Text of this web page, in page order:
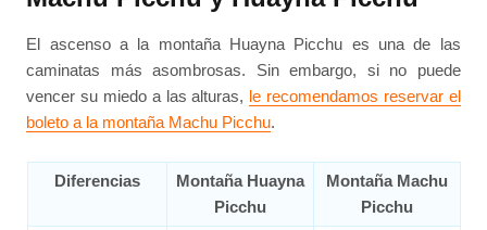
El ascenso a la montaña Huayna Picchu es una de las
caminatas más asombrosas. Sin embargo, si no puede
vencer su miedo a las alturas, le recomendamos reservar el
boleto a la montaña Machu Picchu.
Diferencias
Montaña Huayna
Picchu
Montaña Machu
Picchu